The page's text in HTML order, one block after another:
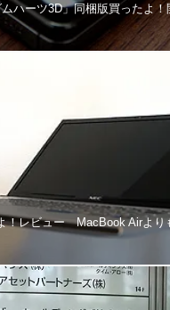
ハーツ3D」同梱版買ったよ！
！レビュー MacBook Airより